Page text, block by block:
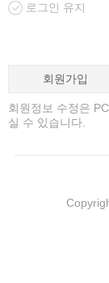
로그인 유지
회원가입
회원정보 수정은
실 수 있습니다.